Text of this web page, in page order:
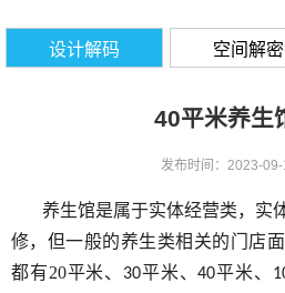
设计解码 空间解密
40平米养生
发布时间：2023-
养生馆是属于实体经营类，实
修，但一般的养生类相关的门店
都有20平米、 30平米、40平米、